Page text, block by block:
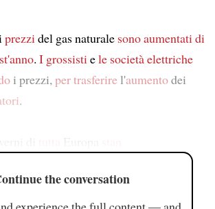
prezzidel gas naturale sono aumentatidi
. I grossistiele società elettriche
i prezzi,per trasferirel'aumentodei
.
the conversation